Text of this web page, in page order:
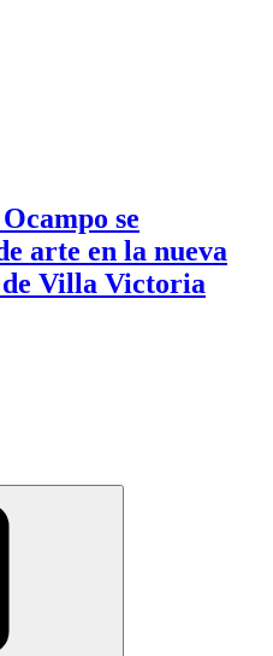
se
arte en la nueva
de Villa Victoria